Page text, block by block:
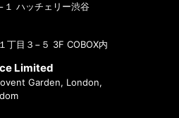
8原則に対応する措置を全て講じています。
）は下記の法令に基づき、安全措置を講じてい
files/pdf/india_report.pdf
かった場合に生じる結果
は、お問合せ内容に回答できない可能性があり
の開示等および問い合わせ窓口について
１ ハッチェリー渋谷
丁目３−５ 3F COBOX内
Limited
Garden, London,